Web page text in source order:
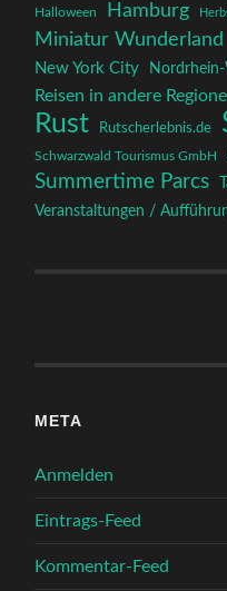
Halloween Hamburg
Miniatur Wunderland
New York City
Reisen in andere
Rust Rutscherlebnis.de
Schwarzwald Tourismus GmbH
Summertime Parcs
Veranstaltungen /
META
Anmelden
Eintrags-Feed
Kommentar-Feed